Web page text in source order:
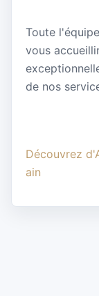
Toute
vous
de nos
Découvrez
ain